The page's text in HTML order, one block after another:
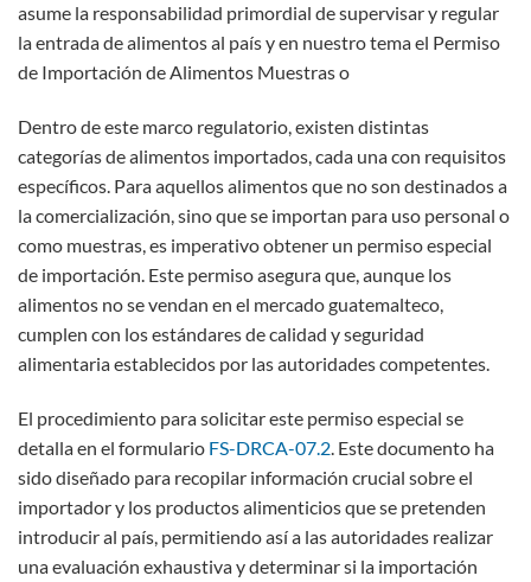
asume la responsabilidad primordial de supervisar y regular
la entrada de alimentos al país y en nuestro tema el Permiso
de Importación de Alimentos Muestras o
Dentro de este marco regulatorio, existen distintas
categorías de alimentos importados, cada una con requisitos
específicos. Para aquellos alimentos que no son destinados a
la comercialización, sino que se importan para uso personal o
como muestras, es imperativo obtener un permiso especial
de importación. Este permiso asegura que, aunque los
alimentos no se vendan en el mercado guatemalteco,
cumplen con los estándares de calidad y seguridad
alimentaria establecidos por las autoridades competentes.
El procedimiento para solicitar este permiso especial se
detalla en el formulario FS-DRCA-07.2 . Este documento ha
sido diseñado para recopilar información crucial sobre el
importador y los productos alimenticios que se pretenden
introducir al país, permitiendo así a las autoridades realizar
una evaluación exhaustiva y determinar si la importación